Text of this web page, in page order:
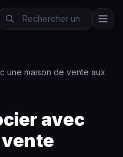
une maison de vente aux
avec
vente